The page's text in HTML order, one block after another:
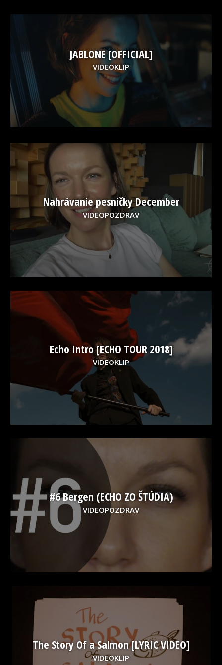
JABLONE [OFFICIAL]
VIDEOKLIP
Nahrávanie pesničky December
VIDEOPOZDRAV
Echo Intro [ECHO TOUR 2018]
VIDEOKLIP
#6 Bergen (ECHO ZO ŠTÚDIA)
VIDEOPOZDRAV
The Story Of a Salmon [LYRIC VIDEO]
VIDEOKLIP